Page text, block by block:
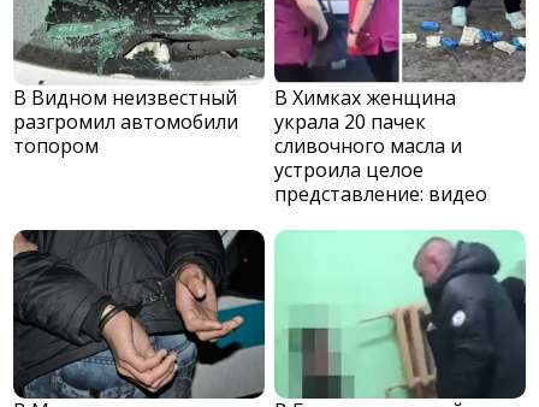
В Видном неизвестный
разгромил автомобили
топором
В Химках женщина
украла 20 пачек
сливочного масла и
устроила целое
представление: видео